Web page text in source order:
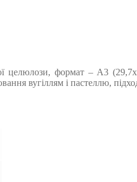
целюлози, формат – А3
вугіллям і пастеллю,